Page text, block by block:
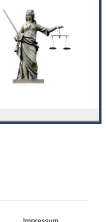
Impressum